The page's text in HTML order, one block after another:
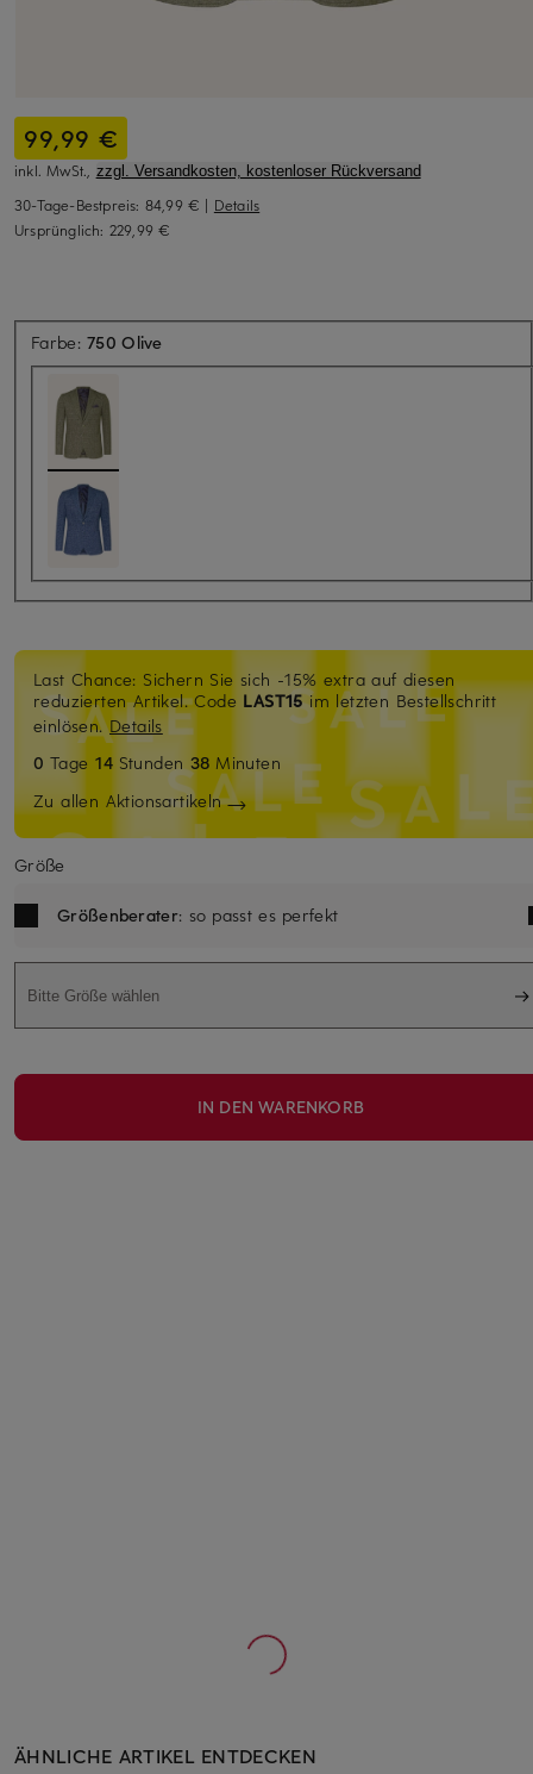
99,99 €
inkl. MwSt., zzgl. Versandkosten, kostenloser Rückversand
30-Tage-Bestpreis: 84,99 € | Details
Ursprünglich: 229,99 €
Farbe:750 Olive
Last Chance: Sichern Sie sich -15% extra auf diesen
reduzierten Artikel. Code LAST15im letzten Bestellschritt
einlösen.Details
0 Tage14 Stunden 38 Minuten
Zu allen Aktionsartikeln
Größe
Größenberater: so passt es perfekt
Bitte Größe wählen
IN DEN WARENKORB
ÄHNLICHE ARTIKEL ENTDECKEN